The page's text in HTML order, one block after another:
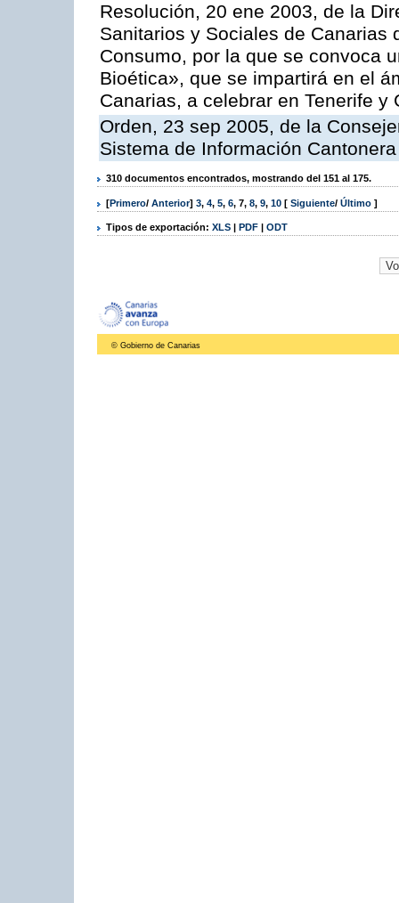
Resolución, 20 ene 2003, de la
Sanitarios y Sociales de Canarias
Consumo, por la que se convoca
Bioética», que se impartirá en el
Canarias, a celebrar en Tenerife y
Orden, 23 sep 2005, de la
Sistema de Información Cantonera
310 documentos encontrados, mostrando del 151 al 175.
[Primero/ Anterior] 3, 4, 5, 6, 7, 8, 9, 10 [ Siguiente/ Último ]
Tipos de exportación: XLS | PDF | ODT
© Gobierno de Canarias